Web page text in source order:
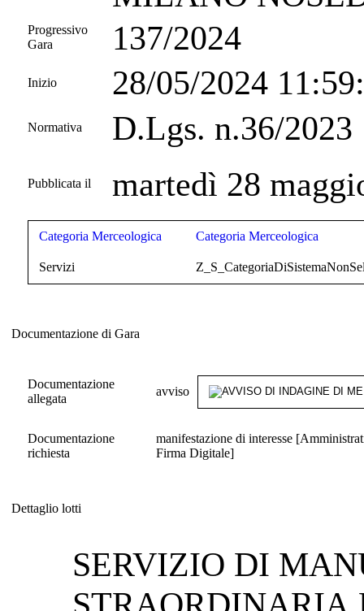
Progressivo
Gara
137/2024
Inizio 28/05/2024
Normativa D.Lgs. n.36/2023
Pubblicata il martedì 28
Categoria Merceologica Categoria Merceologica
Servizi
Documentazione di Gara
Documentazione
allegata
avviso
Documentazione
richiesta
manifestazione di interesse
Firma Digitale]
Dettaglio lotti
SERVIZIO DI